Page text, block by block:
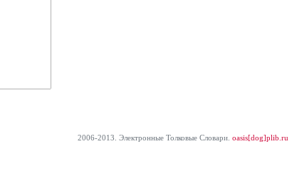
2006-2013. Электронные Толковые Cловари. oasis[dog]plib.ru